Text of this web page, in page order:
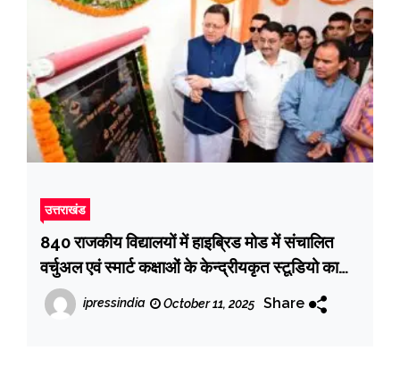
उत्तराखंड
840 राजकीय विद्यालयों में हाइब्रिड मोड में संचालित
वर्चुअल एवं स्मार्ट कक्षाओं के केन्द्रीयकृत स्टूडियो का
मुख्यमंत्री ने किया शुभारंभ
ipressindia October 11, 2025 Share